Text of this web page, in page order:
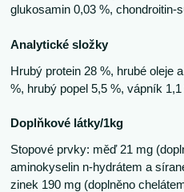
glukosamin 0,03 %, chondroitin-
Analytické složky
Hrubý protein 28 %, hrubé oleje
%, hrubý popel 5,5 %, vápník
Doplňkové látky/1kg
Stopové prvky: měď 21 mg
aminokyselin n-hydrátem a
zinek 190 mg (doplněno